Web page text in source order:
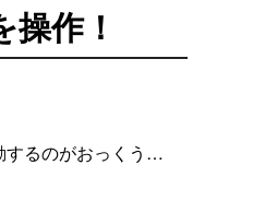
作！
するのがおっくう…